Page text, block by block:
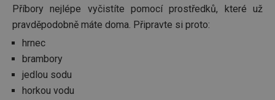
Příbory nejlépe vyčistíte pomocí prostředků, které už
pravděpodobně máte doma. Připravte si proto:
hrnec
brambory
jedlou sodu
horkou vodu